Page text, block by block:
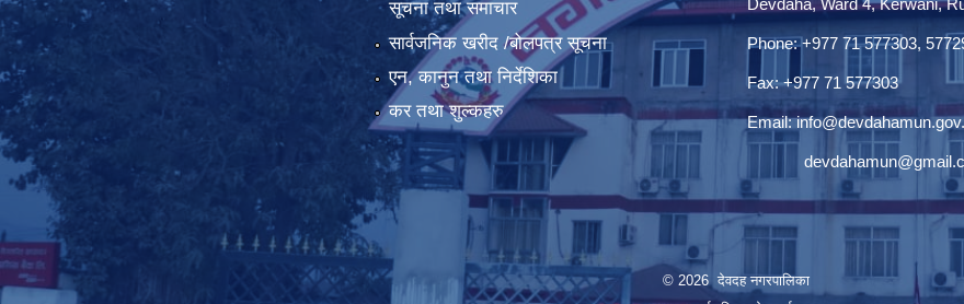
सूचना तथा समाचार
सार्वजनिक खरीद /बोलपत्र सूचना
एन, कानुन तथा निर्देशिका
कर तथा शुल्कहरु
Phone: +977 71 577303,
Fax: +977 71 577303
Email:
© 2026 देवदह नगरपालिका